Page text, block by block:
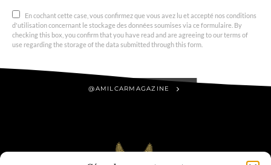
En cochant cette case, vous confirmez que vous avez lu et accepté nos conditions
d'utilisation concernant le stockage des données soumises via ce formulaire. By
checking this box, you confirm that you have read and are agreeing to our terms of
use regarding the storage of the data submitted through this form.
@AMILCARMAGAZINE